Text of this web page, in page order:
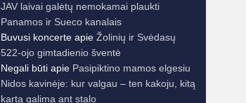
JAV laivai galėtų nemokamai plaukti
Panamos ir Sueco kanalais
Buvusi koncerteapie Žolinių ir Svėdasų
522-ojo gimtadienio šventė
Negali būtiapie Pasipiktino mamos elgesiu
Nidos kavinėje: kur valgau – ten kakoju, kitą
kartą galima ant stalo